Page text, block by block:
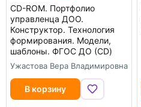
CD-ROM. Портфолио
управленца ДОО.
Конструктор. Технология
формирования. Модели,
шаблоны. ФГОС ДО (CD)
Ужастова Вера Владимировна
В корзину